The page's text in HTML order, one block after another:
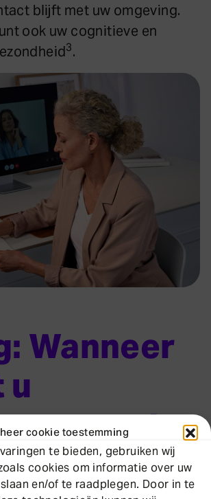
cookie toestemming
te bieden, gebruiken wij
cookies om informatie over uw
en/of te raadplegen. Door in te
blijft met uw omgeving.
ook uw cognitieve en
3.
Wanneer
u